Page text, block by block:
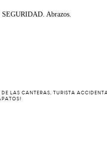
SEGURIDAD. Abrazos.
LAS CANTERAS, TURISTA